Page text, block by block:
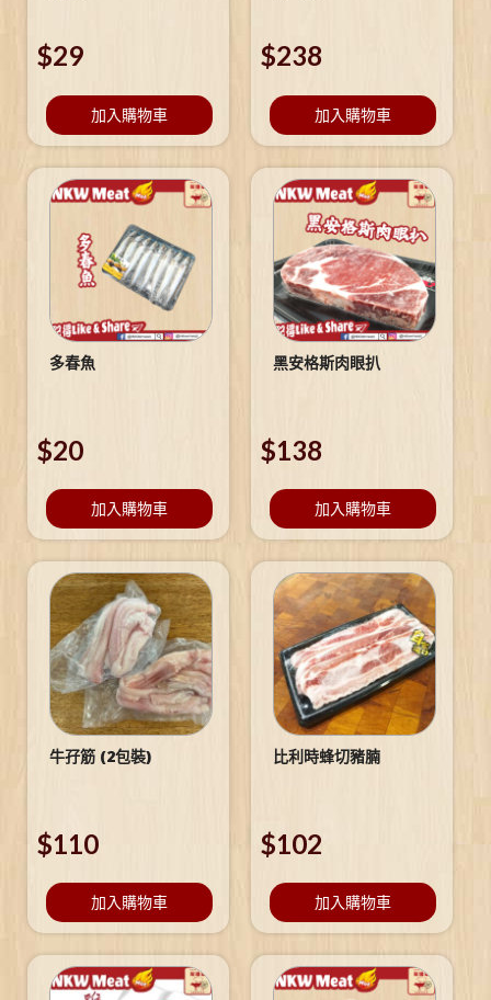
$29
加入購物車
$238
加入購物車
多春魚
$20
加入購物車
黑安格斯肉眼扒
$138
加入購物車
牛孖筋 (2包裝)
$110
加入購物車
比利時蜂切豬腩
$102
加入購物車